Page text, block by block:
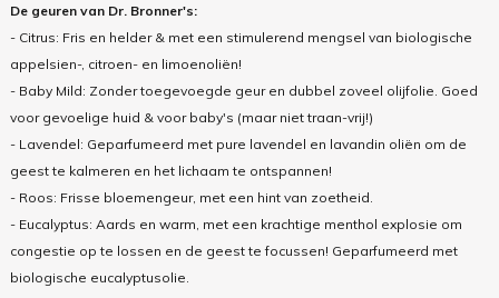
De geuren van Dr. Bronner's:
- Citrus: Fris en helder & met een stimulerend mengsel van biologische
appelsien-, citroen- en limoenoliën!
- Baby Mild: Zonder toegevoegde geur en dubbel zoveel olijfolie. Goed
voor gevoelige huid & voor baby's (maar niet traan-vrij!)
- Lavendel: Geparfumeerd met pure lavendel en lavandin oliën om de
geest te kalmeren en het lichaam te ontspannen!
- Roos: Frisse bloemengeur, met een hint van zoetheid.
- Eucalyptus: Aards en warm, met een krachtige menthol explosie om
congestie op te lossen en de geest te focussen! Geparfumeerd met
biologische eucalyptusolie.